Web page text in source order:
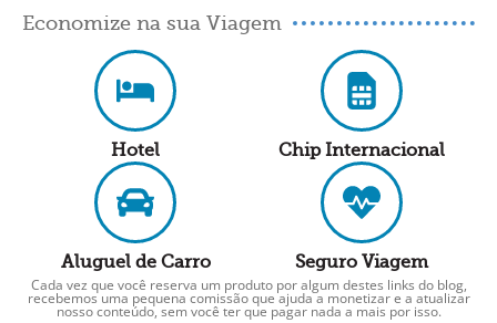
Economize na sua Viagem
Hotel Chip Internacional
Aluguel de Carro Seguro Viagem
Cada vez que você reserva um produto por algum destes links do blog,
recebemos uma pequena comissão que ajuda a monetizar e a atualizar
nosso conteúdo, sem você ter que pagar nada a mais por isso.